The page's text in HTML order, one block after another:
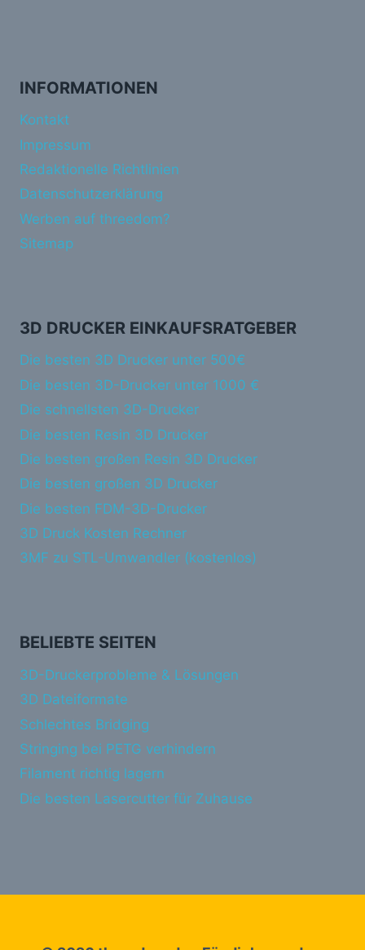
INFORMATIONEN
Kontakt
Impressum
Redaktionelle Richtlinien
Datenschutzerklärung
Werben auf threedom?
Sitemap
3D DRUCKER EINKAUFSRATGEBER
Die besten 3D Drucker unter 500€
Die besten 3D-Drucker unter 1000 €
Die schnellsten 3D-Drucker
Die besten Resin 3D Drucker
Die besten großen Resin 3D Drucker
Die besten großen 3D Drucker
Die besten FDM-3D-Drucker
3D Druck Kosten Rechner
3MF zu STL-Umwandler (kostenlos)
BELIEBTE SEITEN
3D-Druckerprobleme & Lösungen
3D Dateiformate
Schlechtes Bridging
Stringing bei PETG verhindern
Filament richtig lagern
Die besten Lasercutter für Zuhause